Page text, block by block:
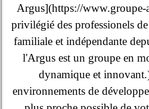
Argus](https://www.groupe-
privilégié des professionels
familiale et indépendante
l'Argus est un groupe en
dynamique et
environnements de